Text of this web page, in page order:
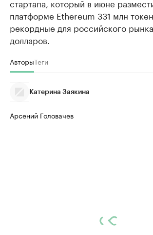
стартапа, который в июне
платформе Ethereum 331 млн
рекордные для российского
долларов.
АвторыТеги
Катерина Заякина
Арсений Головачев